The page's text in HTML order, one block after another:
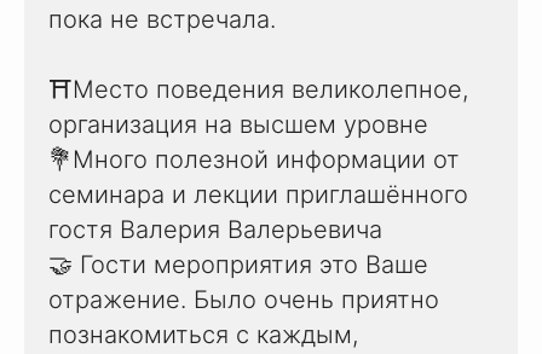
пока не встречала.
⛩Место поведения великолепное,
организация на высшем уровне
💐Много полезной информации от
семинара и лекции приглашённого
гостя Валерия Валерьевича
🤝 Гости мероприятия это Ваше
отражение. Было очень приятно
познакомиться с каждым,